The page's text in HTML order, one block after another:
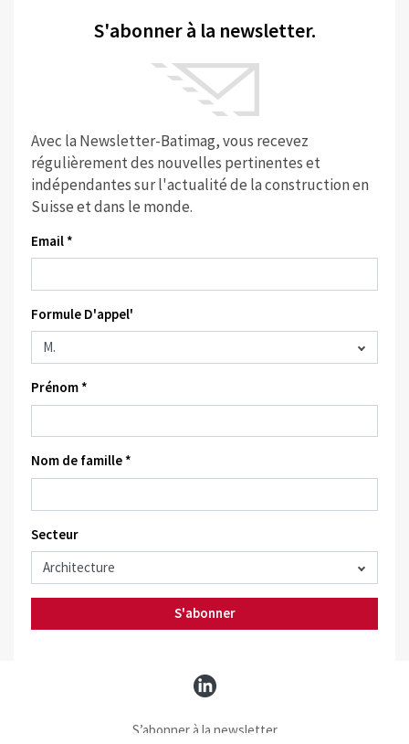
S'abonner à la newsletter.
Avec la Newsletter-Batimag, vous recevez
régulièrement des nouvelles pertinentes et
indépendantes sur l'actualité de la construction en
Suisse et dans le monde.
Email *
Formule D'appel'
Prénom *
Nom de famille *
Secteur
S'abonner
S’abonner à la newsletter